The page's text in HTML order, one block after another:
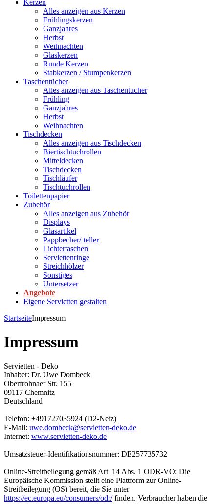
Kerzen
Alles anzeigen aus Kerzen
Frühlingskerzen
Ganzjahres
Herbst
Weihnachten
Glaskerzen
Runde Kerzen
Stabkerzen / Stumpenkerzen
Taschentücher
Alles anzeigen aus Taschentücher
Frühling
Ganzjahres
Herbst
Weihnachten
Tischdecken
Alles anzeigen aus Tischdecken
Biertischtuchrollen
Mitteldecken
Tischdecken
Tischläufer
Tischtuchrollen
Toilettenpapier
Zubehör
Alles anzeigen aus Zubehör
Displays
Glasartikel
Pappbecher/-teller
Lichtertaschen
Serviettenringe
Streichhölzer
Sonstiges
Untersetzer
Angebote
Eigene Servietten gestalten
StartseiteImpressum
Impressum
Servietten - Deko
Inhaber: Dr. Uwe Dombeck
Oberfrohnaer Str. 155
09117 Chemnitz
Deutschland
Telefon: +491727035924 (D2-Netz)
E-Mail: uwe.dombeck@servietten-deko.de
Internet: www.servietten-deko.de
Umsatzsteuer-Identifikationsnummer: DE257735732
Online-Streitbeilegung gemäß Art. 14 Abs. 1 ODR-VO: Die
Europäische Kommission stellt eine Plattform zur Online-
Streitbeilegung (OS) bereit, die Sie unter
https://ec.europa.eu/consumers/odr/finden. Verbraucher haben die